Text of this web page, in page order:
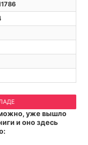
уже вышло
и оно здесь